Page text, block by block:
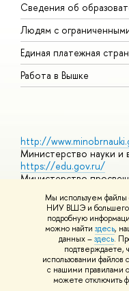
Мы используем файлы
НИУ ВШЭ и большего
подробную
можно найти здесь,
данных –здесь.
подтверждаете,
использовании
с нашими правилами
можете отключить
Сведения об
Людям с
Единая платежная
Работа в Вышке
http://
Министерство науки и
https://edu.gov.ru/
Министерство
https://elearning.hse.ru/
Массовые открытые
© НИУ ВШЭ 1993–2026
использования материалов
Шрифты HSE Sans и HSE